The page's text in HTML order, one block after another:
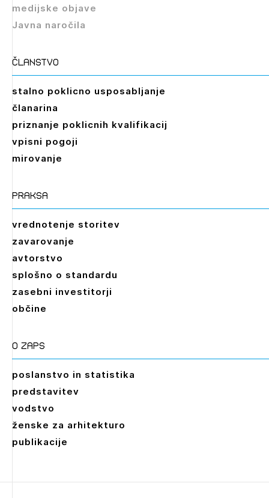
Leto
medijske objave
Javna naročila
članstvo
stalno poklicno usposabljanje
članarina
priznanje poklicnih kvalifikacij
vpisni pogoji
mirovanje
praksa
vrednotenje storitev
zavarovanje
avtorstvo
splošno o standardu
zasebni investitorji
občine
O zaps
poslanstvo in statistika
predstavitev
vodstvo
ženske za arhitekturo
publikacije